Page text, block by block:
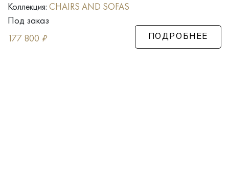
Коллекция: CHAIRS AND SOFAS
Под заказ
177 800 ₽ ПОДРОБНЕЕ